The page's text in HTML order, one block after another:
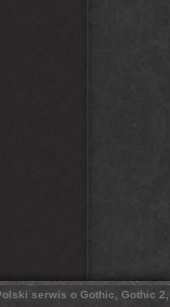
serwis o Gothic, Gothic